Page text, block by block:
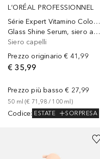
L’ORÉAL PROFESSIONNEL
Série Expert Vitamino Color Spectrum
Glass Shine Serum, siero anti-crespo e brillantezza effetto specchio, Vitamino Color Spectrum
Siero capelli
Prezzo originario € 41,99
€ 35,99
Prezzo più basso € 27,99
50 ml (€ 71,98 / 100 ml)
Codice: ESTATE SORPRESA